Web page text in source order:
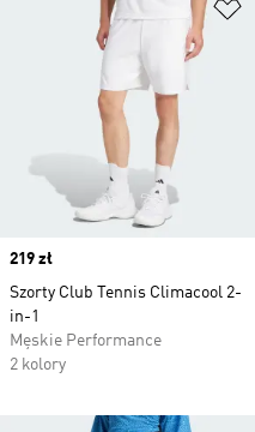
Price
219 zł
Szorty Club Tennis Climacool 2-
in-1
Męskie Performance
2 kolory